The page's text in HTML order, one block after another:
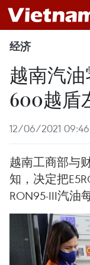
经济
越南汽
600越盾
12/06/2021 09:46
越南工商部与
知，决定把
RON95-III汽油